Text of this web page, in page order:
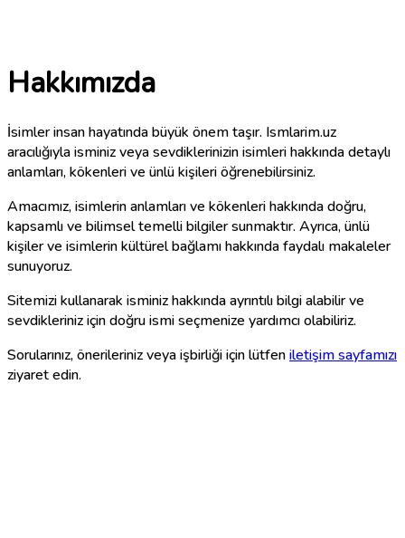
Hakkımızda
İsimler insan hayatında büyük önem taşır. Ismlarim.uz
aracılığıyla isminiz veya sevdiklerinizin isimleri hakkında detaylı
anlamları, kökenleri ve ünlü kişileri öğrenebilirsiniz.
Amacımız, isimlerin anlamları ve kökenleri hakkında doğru,
kapsamlı ve bilimsel temelli bilgiler sunmaktır. Ayrıca, ünlü
kişiler ve isimlerin kültürel bağlamı hakkında faydalı makaleler
sunuyoruz.
Sitemizi kullanarak isminiz hakkında ayrıntılı bilgi alabilir ve
sevdikleriniz için doğru ismi seçmenize yardımcı olabiliriz.
Sorularınız, önerileriniz veya işbirliği için lütfeniletişim sayfamızı
ziyaret edin.